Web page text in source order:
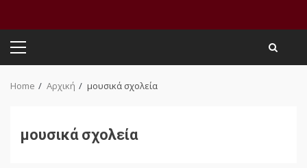
Primary
Home Αρχική μουσικά σχολεία
μουσικά σχολεία